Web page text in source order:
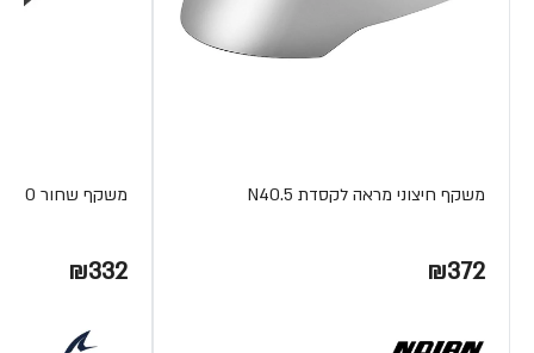
משקף חיצוני מראה לקסדת N40.5
₪372
משקף שחור CITYCRUISER VZ260 מבית SHARK
₪332